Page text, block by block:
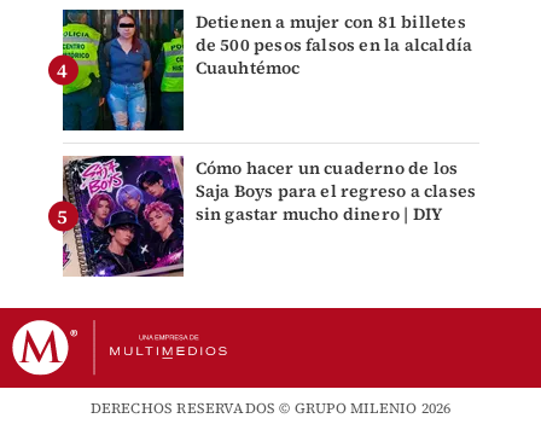
Detienen a mujer con 81 billetes
de 500 pesos falsos en la alcaldía
Cuauhtémoc
Cómo hacer un cuaderno de los
Saja Boys para el regreso a clases
sin gastar mucho dinero | DIY
DERECHOS RESERVADOS © GRUPO MILENIO 2026